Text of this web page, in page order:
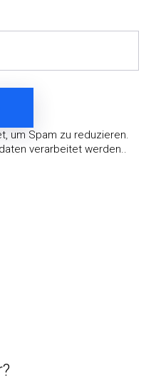
um Spam zu reduzieren.
verarbeitet werden..